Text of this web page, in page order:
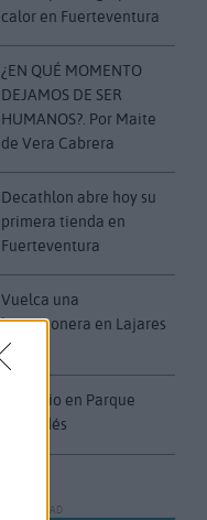
calor en Fuerteventura
¿EN QUÉ MOMENTO
DEJAMOS DE SER
HUMANOS?. Por Maite
de Vera Cabrera
Decathlon abre hoy su
primera tienda en
Fuerteventura
Vuelca una
hormigonera en Lajares
Incendio en Parque
Holandés
PUBLICIDAD